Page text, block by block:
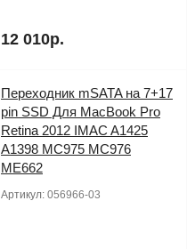
12 010р.
Переходник mSATA на 7+17
pin SSD Для MacBook Pro
Retina 2012 IMAC A1425
A1398 MC975 MC976
ME662
Артикул: 056966-03